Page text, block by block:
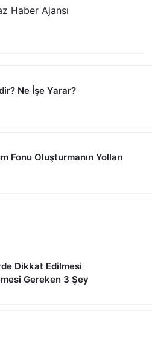
Haber Ajansı
Ne İşe Yarar?
Fonu Oluşturmanın Yolları
Dikkat Edilmesi
Gereken 3 Şey